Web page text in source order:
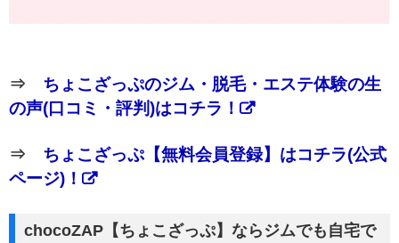
⇒ ちょこざっぷのジム・脱毛・エステ体験の生
の声(口コミ・評判)はコチラ！
⇒ ちょこざっぷ【無料会員登録】はコチラ(公式
ページ)！
chocoZAP【ちょこざっぷ】ならジムでも自宅で